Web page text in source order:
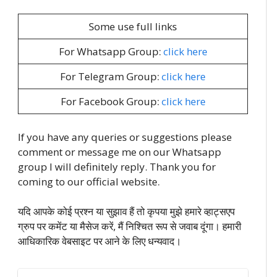
Some use full links
For Whatsapp Group: click here
For Telegram Group: click here
For Facebook Group: click here
If you have any queries or suggestions please
comment or message me on our Whatsapp
group I will definitely reply. Thank you for
coming to our official website.
यदि आपके कोई प्रश्न या सुझाव हैं तो कृपया मुझे हमारे व्हाट्सएप
ग्रुप पर कमेंट या मैसेज करें, मैं निश्चित रूप से जवाब दूंगा। हमारी
आधिकारिक वेबसाइट पर आने के लिए धन्यवाद।